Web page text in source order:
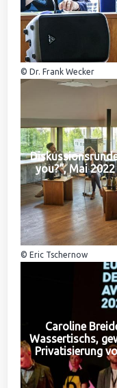
© Dr. Frank Wecker
you?“, Mai
© Eric Tschernow
Caroline
Wassertischs,
Privatisierung